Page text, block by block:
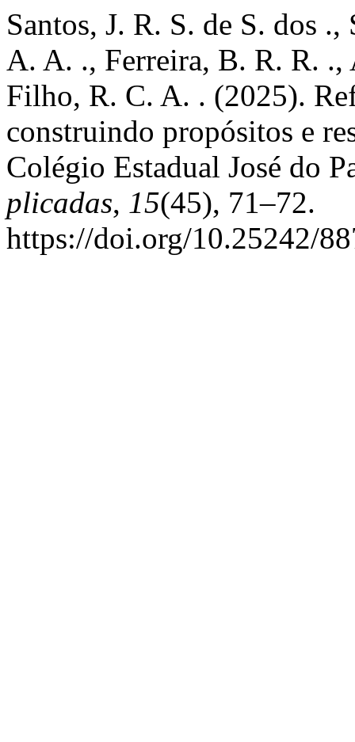
Santos, J. R. S. de S. dos
A. A. ., Ferreira, B. R. R.
Filho, R. C. A. . (2025).
construindo propósitos e
Colégio Estadual José do
plicadas, 15(45), 71–72.
https://doi.org/10.25242/